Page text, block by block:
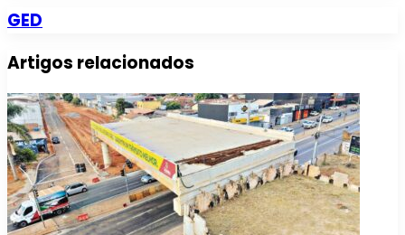
GED
Artigos relacionados